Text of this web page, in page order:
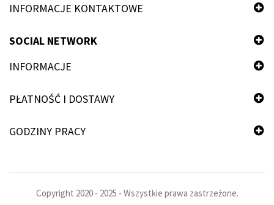
INFORMACJE KONTAKTOWE
SOCIAL NETWORK
INFORMACJE
PŁATNOŚĆ I DOSTAWY
GODZINY PRACY
Copyright 2020 - 2025 - Wszystkie prawa zastrzeżone.